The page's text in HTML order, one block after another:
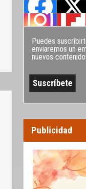
Puedes
enviaremos un
nuevos
Publicidad